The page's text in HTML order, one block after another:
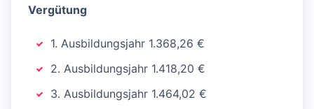
Vergütung
1. Ausbildungsjahr 1.368,26 €
2. Ausbildungsjahr 1.418,20 €
3. Ausbildungsjahr 1.464,02 €